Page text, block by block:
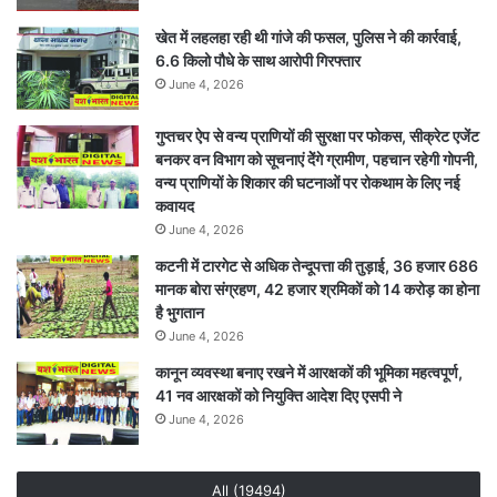
खेत में लहलहा रही थी गांजे की फसल, पुलिस ने की कार्रवाई,
6.6 किलो पौधे के साथ आरोपी गिरफ्तार
June 4, 2026
गुप्तचर ऐप से वन्य प्राणियों की सुरक्षा पर फोकस, सीक्रेट एजेंट
बनकर वन विभाग को सूचनाएं देेंगे ग्रामीण, पहचान रहेगी गोपनी,
वन्य प्राणियों के शिकार की घटनाओं पर रोकथाम के लिए नई
कवायद
June 4, 2026
कटनी में टारगेट से अधिक तेन्दूपत्ता की तुड़ाई, 36 हजार 686
मानक बोरा संग्रहण, 42 हजार श्रमिकों को 14 करोड़ का होना
है भुगतान
June 4, 2026
कानून व्यवस्था बनाए रखने में आरक्षकों की भूमिका महत्वपूर्ण,
41 नव आरक्षकों को नियुक्ति आदेश दिए एसपी ने
June 4, 2026
All (19494)